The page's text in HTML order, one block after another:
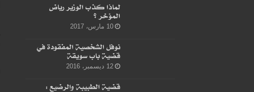
لماذا كذب الوزير رياض
المؤخر ؟
10 مارس، 2017
نوفل الشخصية المفقودة في
قضية باب سويقة
12 ديسمبر، 2016
قضية الطبيبة والرضيع :